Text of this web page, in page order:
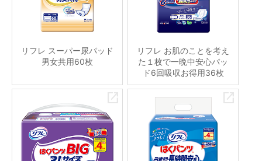
リフレ スーパー尿パッド
男女共用60枚
リフレ お肌のことを考え
た１枚で一晩中安心パッ
ド6回吸収お得用36枚